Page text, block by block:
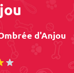
d'Anjou